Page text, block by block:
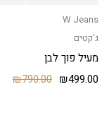
W Jeans
ג'קטים
מעיל פוך לבן
₪790.00 ₪499.00